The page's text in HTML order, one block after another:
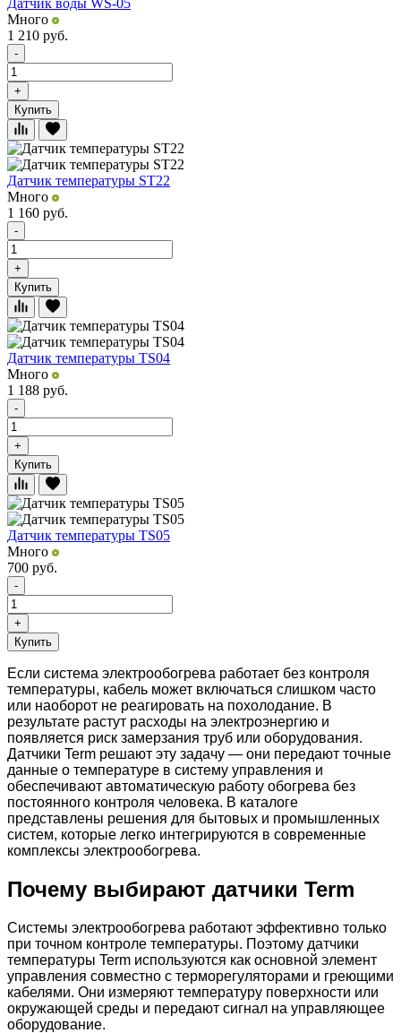
Много
1 210 руб.
-
+
Купить
Датчик температуры ST22
Много
1 160 руб.
-
+
Купить
Датчик температуры TS04
Много
1 188 руб.
-
+
Купить
Датчик температуры TS05
Много
700 руб.
-
+
Купить
Если система электрообогрева работает без контроля
температуры, кабель может включаться слишком часто
или наоборот не реагировать на похолодание. В
результате растут расходы на электроэнергию и
появляется риск замерзания труб или оборудования.
Датчики Term решают эту задачу — они передают точные
данные о температуре в систему управления и
обеспечивают автоматическую работу обогрева без
постоянного контроля человека. В каталоге
представлены решения для бытовых и промышленных
систем, которые легко интегрируются в современные
комплексы электрообогрева.
Почему выбирают датчики Term
Системы электрообогрева работают эффективно только
при точном контроле температуры. Поэтому датчики
температуры Term используются как основной элемент
управления совместно с терморегуляторами и греющими
кабелями. Они измеряют температуру поверхности или
окружающей среды и передают сигнал на управляющее
оборудование.